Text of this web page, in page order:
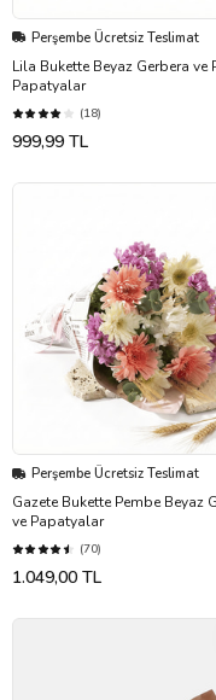
Perşembe Ücretsiz Teslimat
Lila Bukette Beyaz Gerbera ve
Papatyalar
(18)
999,99 TL
Perşembe Ücretsiz Teslimat
Gazete Bukette Pembe Beyaz
ve Papatyalar
(70)
1.049,00 TL